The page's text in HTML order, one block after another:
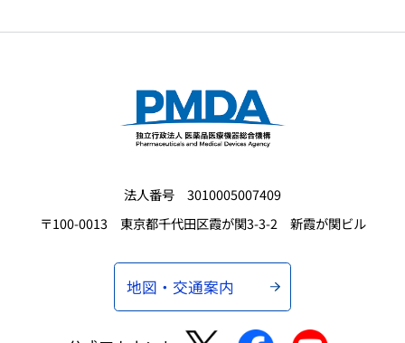
法人番号 3010005007409
〒100-0013 東京都千代田区霞が関3-3-2 新霞が関ビル
地図・交通案内